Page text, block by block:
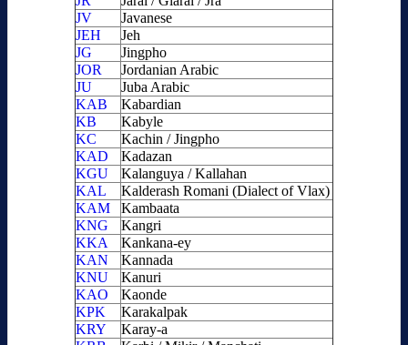
JV
Javanese
JEH
Jeh
JG
Jingpho
JOR
Jordanian Arabic
JU
Juba Arabic
KAB
Kabardian
KB
Kabyle
KC
Kachin / Jingpho
KAD
Kadazan
KGU
Kalanguya / Kallahan
KAL
Kalderash Romani (Dialect of Vlax)
KAM
Kambaata
KNG
Kangri
KKA
Kankana-ey
KAN
Kannada
KNU
Kanuri
KAO
Kaonde
KPK
Karakalpak
KRY
Karay-a